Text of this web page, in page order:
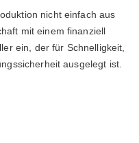
nicht einfach aus
mit einem finanziell
ein, der für Schnelligkeit,
ausgelegt ist.